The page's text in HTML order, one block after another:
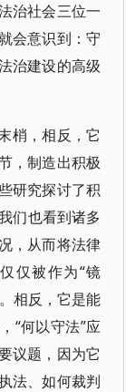
治社会三位一
会意识到：守
治建设的高级
梢，相反，它
，制造出积极
研究探讨了积
们也看到诸多
，从而将法律
仅被作为“镜
相反，它是能
“何以守法”应
议题，因为它
法、如何裁判